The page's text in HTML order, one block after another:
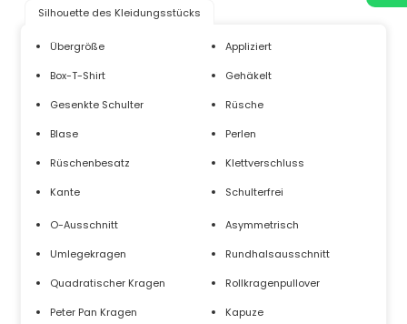
Silhouette des Kleidungsstücks
Übergröße
Box-T-Shirt
Gesenkte Schulter
Blase
Rüschenbesatz
Kante
Appliziert
Gehäkelt
Rüsche
Perlen
Klettverschluss
Schulterfrei
O-Ausschnitt
Umlegekragen
Quadratischer Kragen
Peter Pan Kragen
Asymmetrisch
Rundhalsausschnitt
Rollkragenpullover
Kapuze